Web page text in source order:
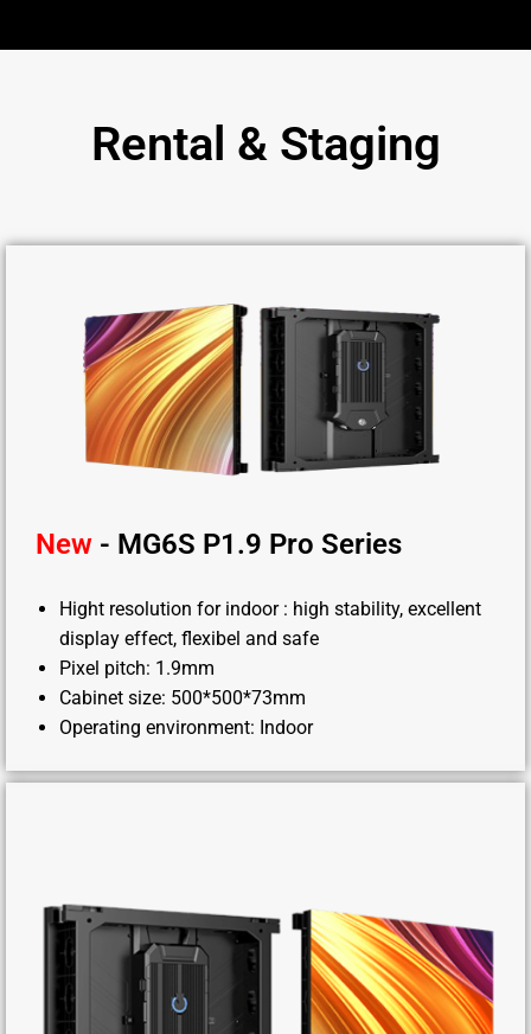
Rental & Staging
New - MG6S P1.9 Pro Series
Hight resolution for indoor : high stability, excellent
display effect, flexibel and safe
Pixel pitch: 1.9mm
Cabinet size: 500*500*73mm
Operating environment: Indoor